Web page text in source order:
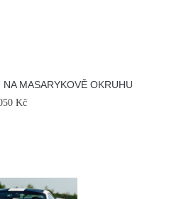
MASARYKOVĚ OKRUHU
Kč